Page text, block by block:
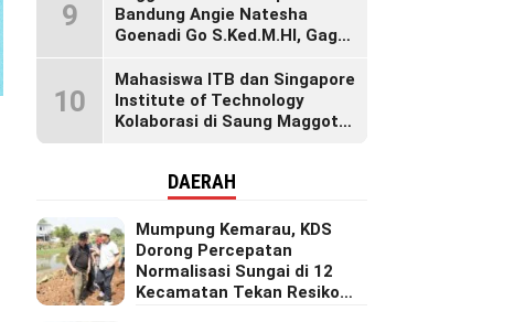
Generasi Muda
9
Bandung Angie Natesha
Goenadi Go S.Ked.M.HI, Gagas
Lewat Agenda Senam Pagi
10
Mahasiswa ITB dan Singapore
Institute of Technology
Kolaborasi di Saung Maggot
Riset Inovatif
DAERAH
Mumpung Kemarau, KDS
Dorong Percepatan
Normalisasi Sungai di 12
Kecamatan Tekan Resiko